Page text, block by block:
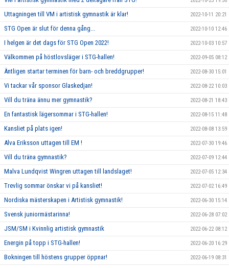
Uttagningen till VM i artistisk gymnastik är klar! 2022-10-11 20:21
STG Open är slut för denna gång... 2022-10-10 12:46
I helgen är det dags för STG Open 2022! 2022-10-03 10:57
Välkommen på höstlovsläger i STG-hallen! 2022-09-05 08:12
Äntligen startar terminen för barn- och breddgrupper! 2022-08-30 15:01
Vi tackar vår sponsor Glaskedjan! 2022-08-22 10:03
Vill du träna ännu mer gymnastik? 2022-08-21 18:43
En fantastisk lägersommar i STG-hallen! 2022-08-15 11:48
Kansliet på plats igen! 2022-08-08 13:59
Alva Eriksson uttagen till EM ! 2022-07-30 19:46
Vill du träna gymnastik? 2022-07-09 12:44
Malva Lundqvist Wingren uttagen till landslaget! 2022-07-05 12:34
Trevlig sommar önskar vi på kansliet! 2022-07-02 16:49
Nordiska mästerskapen i Artistisk gymnastik! 2022-06-30 15:14
Svensk juniormästarinna! 2022-06-28 07:02
JSM/SM i Kvinnlig artistisk gymnastik 2022-06-22 08:12
Energin på topp i STG-hallen! 2022-06-20 16:29
Bokningen till höstens grupper öppnar! 2022-06-19 08:31